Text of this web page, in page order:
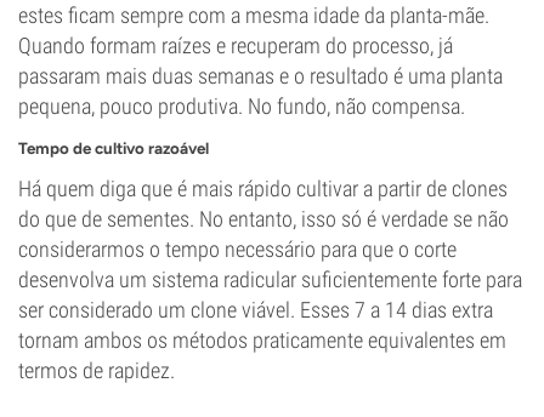
estes ficam sempre com a mesma idade da planta-mãe.
Quando formam raízes e recuperam do processo, já
passaram mais duas semanas e o resultado é uma planta
pequena, pouco produtiva. No fundo, não compensa.
Tempo de cultivo razoável
Há quem diga que é mais rápido cultivar a partir de clones
do que de sementes. No entanto, isso só é verdade se não
considerarmos o tempo necessário para que o corte
desenvolva um sistema radicular suficientemente forte para
ser considerado um clone viável. Esses 7 a 14 dias extra
tornam ambos os métodos praticamente equivalentes em
termos de rapidez.